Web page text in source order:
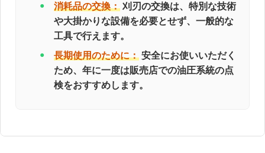
消耗品の交換： 刈刃の交換は、特別な技術
や大掛かりな設備を必要とせず、一般的な
工具で行えます。
長期使用のために： 安全にお使いいただく
ため、年に一度は販売店での油圧系統の点
検をおすすめします。